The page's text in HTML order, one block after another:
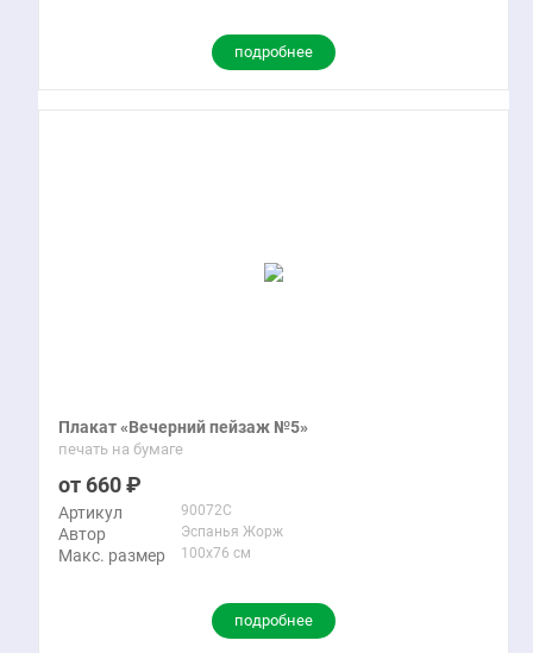
подробнее
Плакат «Вечерний пейзаж №5»
печать на бумаге
660
Артикул 90072C
Автор Эспанья Жорж
Макс. размер 100x76 см
подробнее